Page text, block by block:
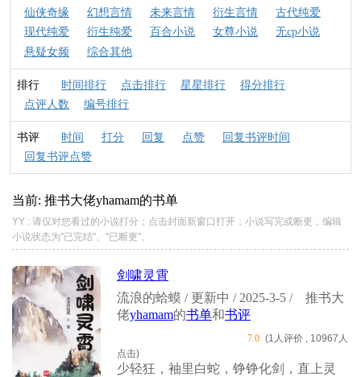
仙侠奇缘
幻想言情 未来言情 衍生言情
古代纯爱
现代纯爱
衍生纯爱 百合小说 女尊小说
无cp小说
悬疑女频
综合其他
排行 时间排行 点击排行 星星排行
得分排行
点评人数
编号排行
书评 时间 打分 回复 点赞
回复书评时间
回复书评点赞
当前: 推书大佬yhamam的书单
YY : 请仅对您看过的小说打分；点击封面新窗口打开；小说写完或断更，编辑
小说状态为"已完结"、"已断更"。
剑啸灵霄
流浪的蛤蟆 / 更新中 / 2025-3-5 /
推书大
佬yhamam的书单和书评
7.0 (1人评价 , 10967人
点击)
少轻狂，袖里白蛇，铮铮化剑，直上灵